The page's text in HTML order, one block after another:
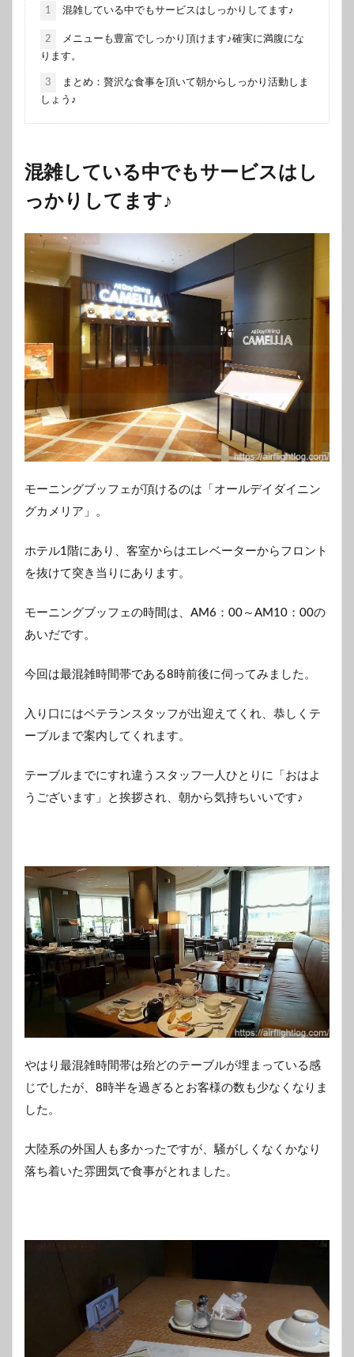
1 混雑している中でもサービスはしっかりしてます♪
2
メニューも豊富でしっかり頂けます♪確実に満腹にな
ります。
3
まとめ：贅沢な食事を頂いて朝からしっかり活動しま
しょう♪
混雑している中でもサービスはし
っかりしてます♪
モーニングブッフェが頂けるのは「オールデイダイニン
グカメリア」。
ホテル1階にあり、客室からはエレベーターからフロント
を抜けて突き当りにあります。
モーニングブッフェの時間は、AM6：00～AM10：00の
あいだです。
今回は最混雑時間帯である8時前後に伺ってみました。
入り口にはベテランスタッフが出迎えてくれ、恭しくテ
ーブルまで案内してくれます。
テーブルまでにすれ違うスタッフ一人ひとりに「おはよ
うございます」と挨拶され、朝から気持ちいいです♪
やはり最混雑時間帯は殆どのテーブルが埋まっている感
じでしたが、8時半を過ぎるとお客様の数も少なくなりま
した。
大陸系の外国人も多かったですが、騒がしくなくかなり
落ち着いた雰囲気で食事がとれました。